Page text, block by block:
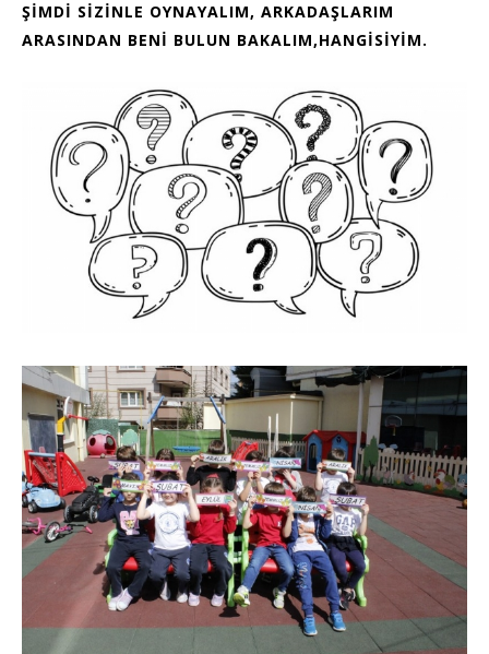
ŞİMDİ SİZİNLE OYNAYALIM, ARKADAŞLARIM
ARASINDAN BENİ BULUN BAKALIM,HANGİSİYİM.